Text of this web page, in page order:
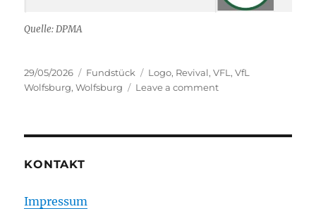
Quelle: DPMA
Posted
on
29/05/2026 Categories
Fundstück Tags
Logo, Revival,VFL ,VfL
Wolfsburg,Wolfsburg Leave a commenton
KONTAKT
Impressum